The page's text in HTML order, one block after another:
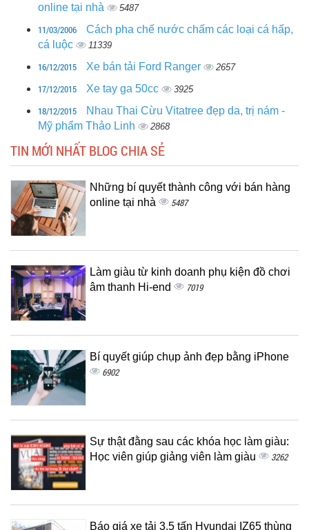
online tại nhà
5487
11/03/2006
Cách pha chế nước chấm các loại cá hấp,
cá luộc
11339
16/12/2015 Xe bán tải Ford Ranger 2657
17/12/2015 Xe tay ga 50cc 3925
18/12/2015
Nhau Thai Cừu Vitatree đẹp da, trị nám -
Mỹ phẩm Thảo Linh
2868
TIN MỚI NHẤT BLOG CHIA SẺ
Những bí quyết thành công với bán hàng
online tại nhà
5487
Làm giàu từ kinh doanh phụ kiện đồ chơi
âm thanh Hi-end
7019
Bí quyết giúp chụp ảnh đẹp bằng iPhone
6902
Sự thật đằng sau các khóa học làm giàu:
Học viên giúp giảng viên làm giàu
3262
Báo giá xe tải 3.5 tấn Hyundai IZ65 thùng